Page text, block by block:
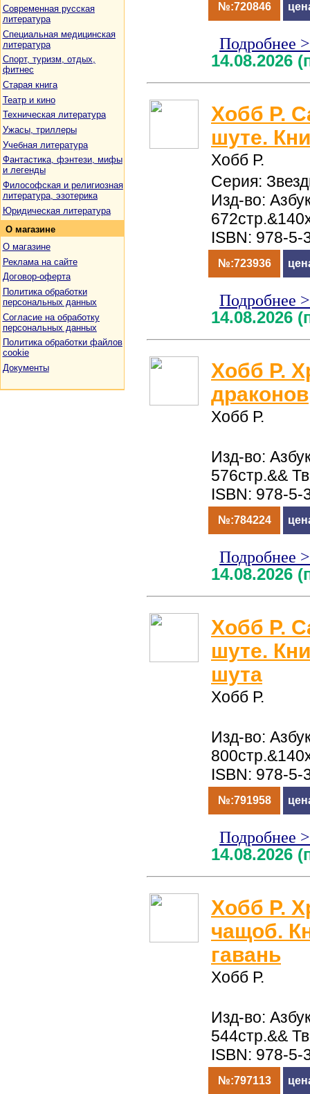
Современная русская
литература
Специальная медицинская
литература
Спорт, туризм, отдых,
фитнес
Старая книга
Театр и кино
Техническая литература
Ужасы, триллеры
Учебная литература
Фантастика, фэнтези, мифы
и легенды
Философская и религиозная
литература, эзотерика
Юридическая литература
О магазине
О магазине
Реклама на сайте
Договор-оферта
Политика обработки
персональных данных
Согласие на обработку
персональных данных
Политика обработки файлов
cookie
Документы
№:720846
Подробнее
14.08.2026
Хобб Р.
шуте.
Хобб Р.
Серия:
Изд-во:
ISBN: 978-5-
№:723936
Подробнее
14.08.2026
Хобб Р.
драконов
Хобб Р.
Изд-во:
576стр.&&
ISBN: 978-5-
№:784224
Подробнее
14.08.2026
Хобб Р.
шуте.
шута
Хобб Р.
Изд-во:
ISBN: 978-5-
№:791958
Подробнее
14.08.2026
Хобб Р.
чащоб.
гавань
Хобб Р.
Изд-во:
544стр.&&
ISBN: 978-5-
№:797113